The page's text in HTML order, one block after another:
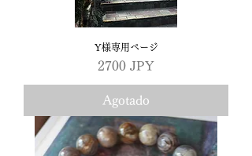
Y様専用ページ
Precio
2700 JPY
Agotado